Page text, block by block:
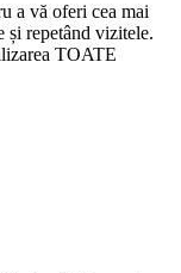
a vă oferi cea mai
și repetând vizitele.
TOATE